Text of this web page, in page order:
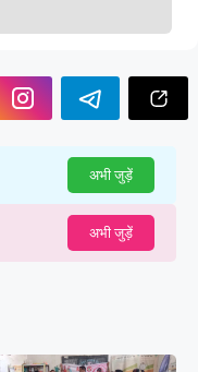
अभी जुड़ें
अभी जुड़ें